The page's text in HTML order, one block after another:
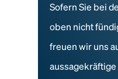
Sofern Sie bei
oben nicht
freuen wir uns